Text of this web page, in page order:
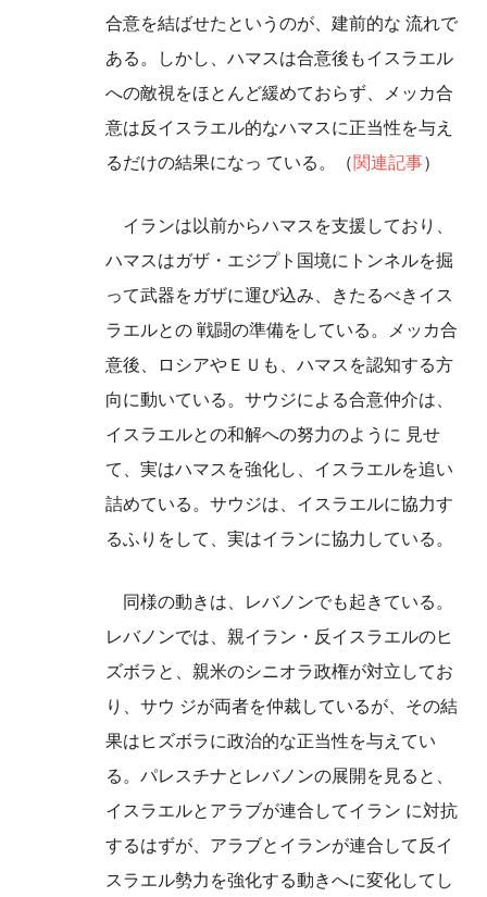
合意を結ばせたというのが、建前的な 流れで
ある。しかし、ハマスは合意後もイスラエル
への敵視をほとんど緩めておらず、メッカ合
意は反イスラエル的なハマスに正当性を与え
るだけの結果になっ ている。（関連記事）
イランは以前からハマスを支援しており、
ハマスはガザ・エジプト国境にトンネルを掘
って武器をガザに運び込み、きたるべきイス
ラエルとの 戦闘の準備をしている。メッカ合
意後、ロシアやＥＵも、ハマスを認知する方
向に動いている。サウジによる合意仲介は、
イスラエルとの和解への努力のように 見せ
て、実はハマスを強化し、イスラエルを追い
詰めている。サウジは、イスラエルに協力す
るふりをして、実はイランに協力している。
同様の動きは、レバノンでも起きている。
レバノンでは、親イラン・反イスラエルのヒ
ズボラと、親米のシニオラ政権が対立してお
り、サウ ジが両者を仲裁しているが、その結
果はヒズボラに政治的な正当性を与えてい
る。パレスチナとレバノンの展開を見ると、
イスラエルとアラブが連合してイラン に対抗
するはずが、アラブとイランが連合して反イ
スラエル勢力を強化する動きへに変化してし